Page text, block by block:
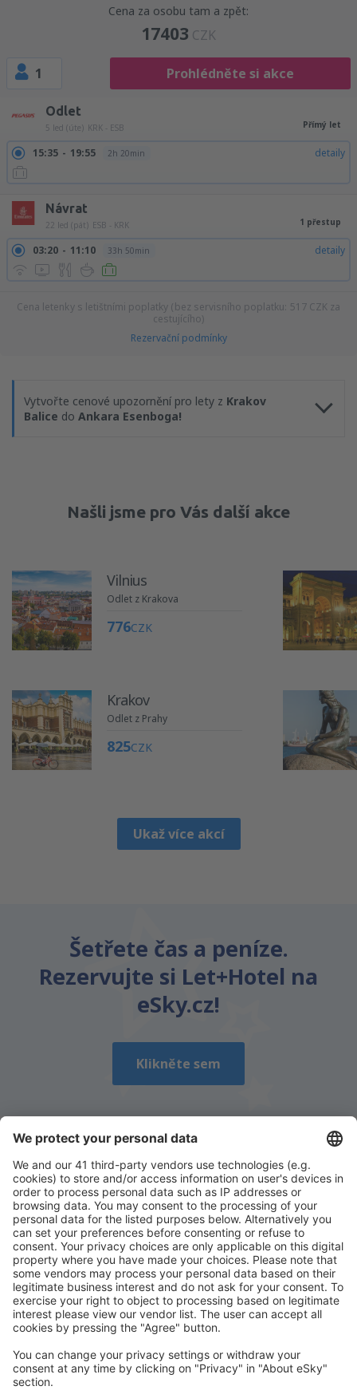
Cena za osobu tam a zpět:
17403 CZK
1 Prohlédněte si akce
Odlet
5 led (úte) KRK - ESB Přímý let
15:35 19:55 2h 20min detaily
Návrat
22 led (pát) ESB - KRK 1 přestup
03:20 11:10 33h 50min detaily
Cena letenky s letištními poplatky (bez servisního poplatku: 517 CZK za
cestujícího)
Rezervační podmínky
Vytvořte cenové upozornění pro lety z Krakov
Balice do Ankara Esenboga!
Našli jsme pro Vás další akce
Vilnius
Odlet z Krakova
776CZK
Krakov
Odlet z Prahy
825CZK
Ukaž více akcí
Šetřete čas a peníze.
Rezervujte si Let+Hotel na
eSky.cz!
Klikněte sem
Stáhněte si naši aplikacia plánujte své cesty
pohodlně
Naplánujte si cestu